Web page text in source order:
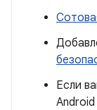
Если